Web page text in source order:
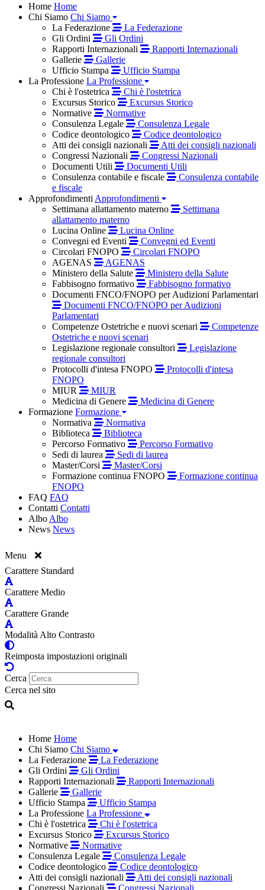
Home Home
Chi Siamo Chi Siamo
La Federazione
La Federazione
Gli Ordini
Gli Ordini
Rapporti Internazionali
Rapporti Internazionali
Gallerie
Gallerie
Ufficio Stampa
Ufficio Stampa
La Professione La Professione
Chi è l'ostetrica
Chi è l'ostetrica
Excursus Storico
Excursus Storico
Normative
Normative
Consulenza Legale
Consulenza Legale
Codice deontologico
Codice deontologico
Atti dei consigli nazionali
Atti dei consigli nazionali
Congressi Nazionali
Congressi Nazionali
Documenti Utili
Documenti Utili
Consulenza contabile e fiscale
Consulenza contabile
e fiscale
Approfondimenti Approfondimenti
Settimana allattamento materno
Settimana
allattamento materno
Lucina Online
Lucina Online
Convegni ed Eventi
Convegni ed Eventi
Circolari FNOPO
Circolari FNOPO
AGENAS
AGENAS
Ministero della Salute
Ministero della Salute
Fabbisogno formativo
Fabbisogno formativo
Documenti FNCO/FNOPO per Audizioni Parlamentari
Documenti FNCO/FNOPO per Audizioni
Parlamentari
Competenze Ostetriche e nuovi scenari
Competenze
Ostetriche e nuovi scenari
Legislazione regionale consultori
Legislazione
regionale consultori
Protocolli d'intesa FNOPO
Protocolli d'intesa
FNOPO
MIUR
MIUR
Medicina di Genere
Medicina di Genere
Formazione Formazione
Normativa
Normativa
Biblioteca
Biblioteca
Percorso Formativo
Percorso Formativo
Sedi di laurea
Sedi di laurea
Master/Corsi
Master/Corsi
Formazione continua FNOPO
Formazione continua
FNOPO
FAQ FAQ
Contatti Contatti
Albo Albo
News News
Menu
Carattere Standard
Carattere Medio
Carattere Grande
Modalità Alto Contrasto
Reimposta impostazioni originali
Cerca
Cerca nel sito
Home Home
Chi Siamo Chi Siamo
La Federazione
La Federazione
Gli Ordini
Gli Ordini
Rapporti Internazionali
Rapporti Internazionali
Gallerie
Gallerie
Ufficio Stampa
Ufficio Stampa
La Professione La Professione
Chi è l'ostetrica
Chi è l'ostetrica
Excursus Storico
Excursus Storico
Normative
Normative
Consulenza Legale
Consulenza Legale
Codice deontologico
Codice deontologico
Atti dei consigli nazionali
Atti dei consigli nazionali
Congressi Nazionali
Congressi Nazionali